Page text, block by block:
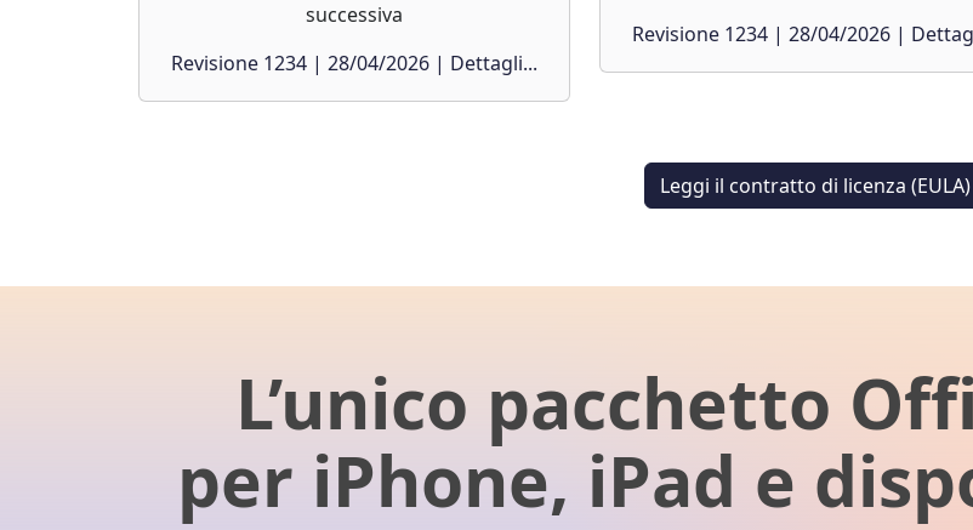
successiva
Revisione 1234 | 28/04/2026 | Dettagli...
Revisione 1234 | 28/04/2026 |
Leggi il contratto di licenza (EULA)
L’unico pacchetto
per iPhone, iPad e